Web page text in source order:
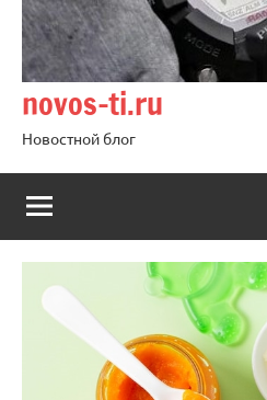
novos-ti.ru
Новостной блог